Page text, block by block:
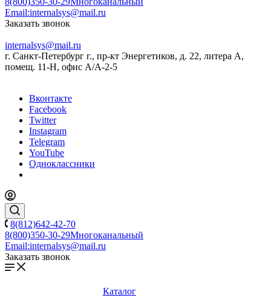
Email:internalsys@mail.ru
Заказать звонок
internalsys@mail.ru
г. Санкт-Петербург г., пр-кт Энергетиков, д. 22, литера А,
помещ. 11-Н, офис А/А-2-5
Вконтакте
Facebook
Twitter
Instagram
Telegram
YouTube
Одноклассники
8(812)642-42-70
8(800)350-30-29Многоканальный
Email:internalsys@mail.ru
Заказать звонок
Каталог